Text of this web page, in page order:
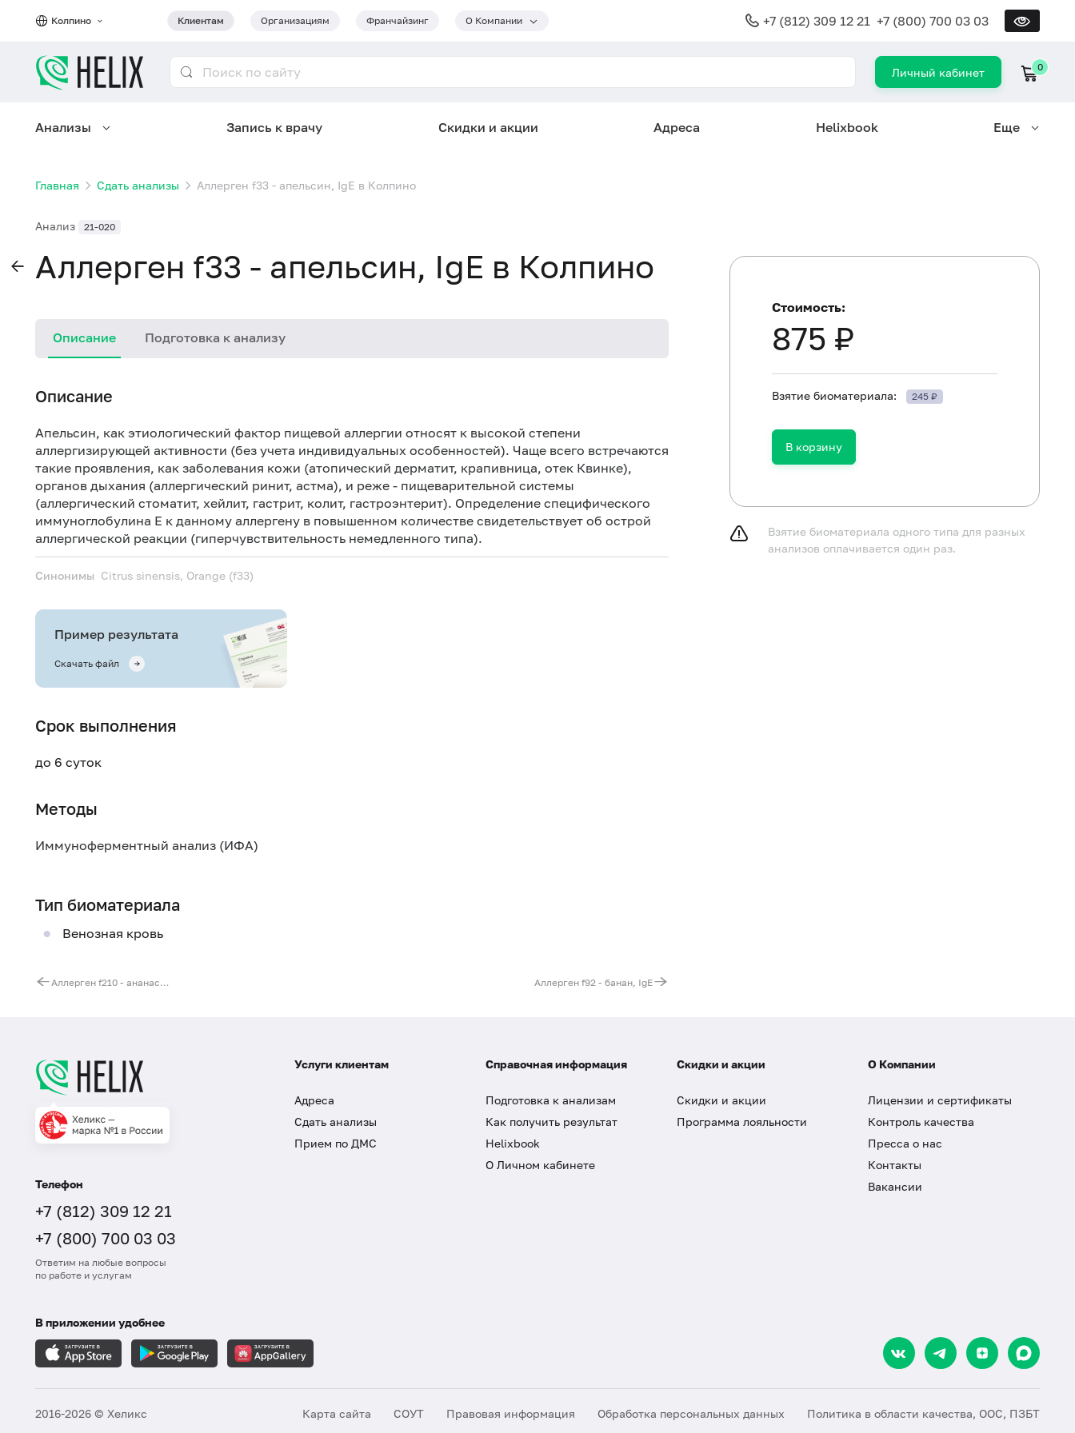
Колпино Клиентам Организациям Франчайзинг О Компании +7 (812) 309 12 21 +7 (800) 700 03 03
Личный кабинет 0
Анализы Запись к врачу Скидки и акции Адреса Helixbook Еще
Главная Сдать анализы Аллерген f33 - апельсин, IgE в Колпино
Анализ 21-020
Аллерген f33 - апельсин, IgE в Колпино
Описание Подготовка к анализу
Описание
Апельсин, как этиологический фактор пищевой аллергии относят к высокой степени
аллергизирующей активности (без учета индивидуальных особенностей). Чаще всего встречаются
такие проявления, как заболевания кожи (атопический дерматит, крапивница, отек Квинке),
органов дыхания (аллергический ринит, астма), и реже - пищеварительной системы
(аллергический стоматит, хейлит, гастрит, колит, гастроэнтерит). Определение специфического
иммуноглобулина Е к данному аллергену в повышенном количестве свидетельствует об острой
аллергической реакции (гиперчувствительность немедленного типа).
Синонимы Citrus sinensis, Orange (f33)
Пример результата
Скачать файл
Срок выполнения
до 6 суток
Методы
Иммуноферментный анализ (ИФА)
Тип биоматериала
Венозная кровь
Аллерген f210 - ананас, IgE Аллерген f92 - банан, IgE
Не курить в течение 30 минут до исследования.
Стоимость:
875 ₽
Взятие биоматериала: 245 ₽
В корзину
Взятие биоматериала одного типа для разных
анализов оплачивается один раз.
Телефон
+7 (812) 309 12 21
+7 (800) 700 03 03
Ответим на любые вопросы
по работе и услугам
Услуги клиентам
Адреса
Сдать анализы
Прием по ДМС
Справочная информация
Подготовка к анализам
Как получить результат
Helixbook
О Личном кабинете
Скидки и акции
Скидки и акции
Программа лояльности
О Компании
Лицензии и сертификаты
Контроль качества
Пресса о нас
Контакты
Вакансии
В приложении удобнее
2016-2026 © Хеликс Карта сайта СОУТ Правовая информация Обработка персональных данных Политика в области качества, ООС, ПЗБТ